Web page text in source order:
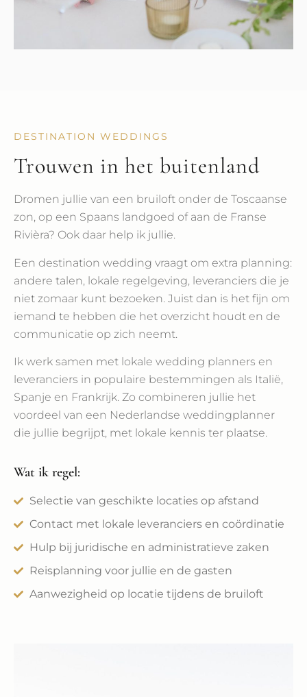
DESTINATION WEDDINGS
Trouwen in het buitenland
Dromen jullie van een bruiloft onder de Toscaanse
zon, op een Spaans landgoed of aan de Franse
Rivièra? Ook daar help ik jullie.
Een destination wedding vraagt om extra planning:
andere talen, lokale regelgeving, leveranciers die je
niet zomaar kunt bezoeken. Juist dan is het fijn om
iemand te hebben die het overzicht houdt en de
communicatie op zich neemt.
Ik werk samen met lokale wedding planners en
leveranciers in populaire bestemmingen als Italië,
Spanje en Frankrijk. Zo combineren jullie het
voordeel van een Nederlandse weddingplanner
die jullie begrijpt, met lokale kennis ter plaatse.
Wat ik regel:
Selectie van geschikte locaties op afstand
Contact met lokale leveranciers en coördinatie
Hulp bij juridische en administratieve zaken
Reisplanning voor jullie en de gasten
Aanwezigheid op locatie tijdens de bruiloft